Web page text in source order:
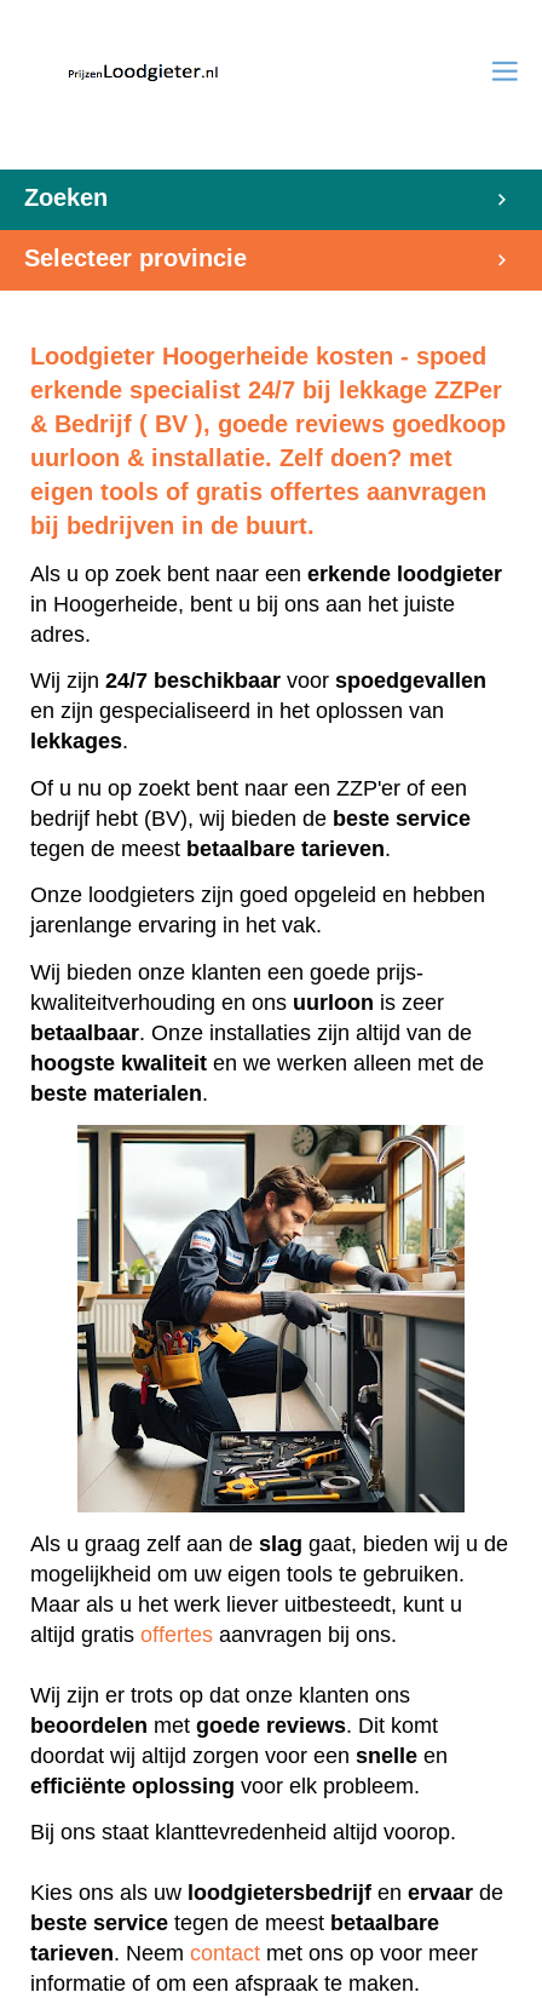
Zoeken
Selecteer provincie
Loodgieter Hoogerheide kosten - spoed
erkende specialist 24/7 bij lekkage ZZPer
& Bedrijf ( BV ), goede reviews goedkoop
uurloon & installatie. Zelf doen? met
eigen tools of gratis offertes aanvragen
bij bedrijven in de buurt.
Als u op zoek bent naar een erkende loodgieter
in Hoogerheide, bent u bij ons aan het juiste
adres.
Wij zijn 24/7 beschikbaar voor spoedgevallen
en zijn gespecialiseerd in het oplossen van
lekkages.
Of u nu op zoekt bent naar een ZZP'er of een
bedrijf hebt (BV), wij bieden de beste service
tegen de meest betaalbare tarieven.
Onze loodgieters zijn goed opgeleid en hebben
jarenlange ervaring in het vak.
Wij bieden onze klanten een goede prijs-
kwaliteitverhouding en ons uurloon is zeer
betaalbaar. Onze installaties zijn altijd van de
hoogste kwaliteit en we werken alleen met de
beste materialen.
Als u graag zelf aan de slag gaat, bieden wij u de
mogelijkheid om uw eigen tools te gebruiken.
Maar als u het werk liever uitbesteedt, kunt u
altijd gratis offertes aanvragen bij ons.
Wij zijn er trots op dat onze klanten ons
beoordelen met goede reviews. Dit komt
doordat wij altijd zorgen voor een snelle en
efficiënte oplossing voor elk probleem.
Bij ons staat klanttevredenheid altijd voorop.
Kies ons als uw loodgietersbedrijf en ervaar de
beste service tegen de meest betaalbare
tarieven. Neem contact met ons op voor meer
informatie of om een afspraak te maken.